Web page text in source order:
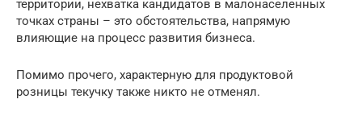
территории, нехватка кандидатов в малонаселенных
точках страны – это обстоятельства, напрямую
влияющие на процесс развития бизнеса.
Помимо прочего, характерную для продуктовой
розницы текучку также никто не отменял.